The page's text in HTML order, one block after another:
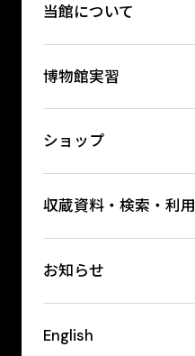
当館について
博物館実習
ショップ
収蔵資料・検索・利用
お知らせ
English